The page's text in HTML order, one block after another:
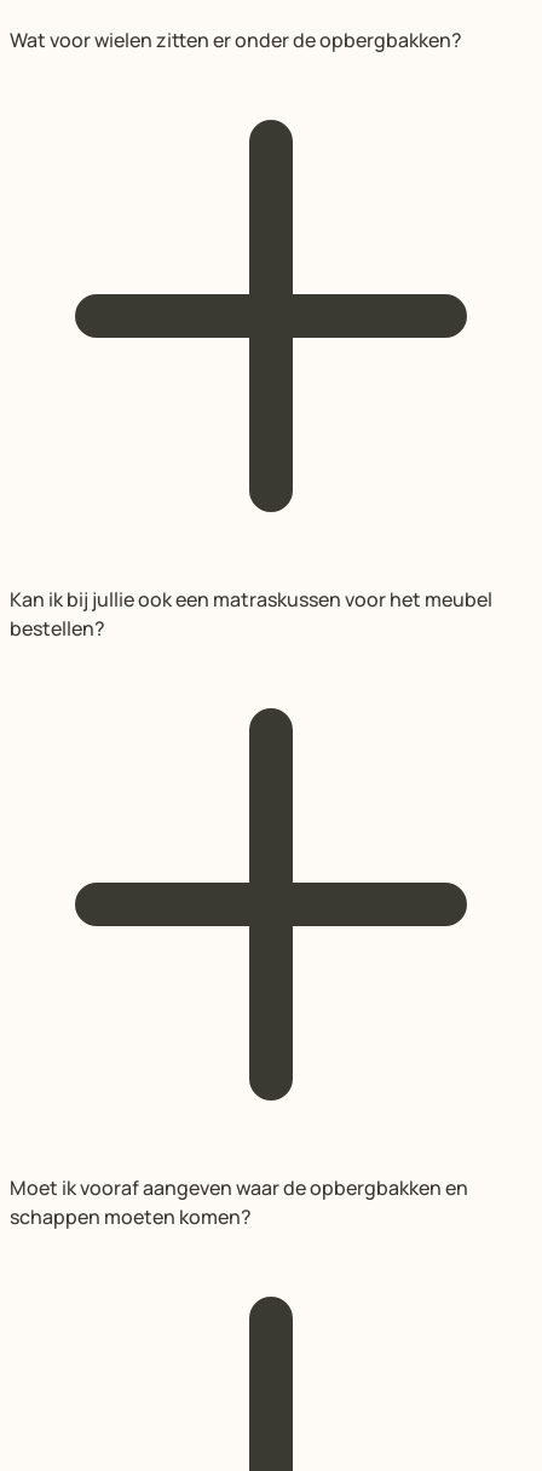
Wat voor wielen zitten er onder de opbergbakken?
Kan ik bij jullie ook een matraskussen voor het meubel
bestellen?
Moet ik vooraf aangeven waar de opbergbakken en
schappen moeten komen?